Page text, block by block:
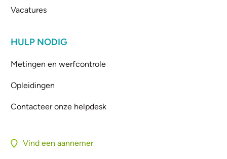
Vacatures
HULP NODIG
Metingen en werfcontrole
Opleidingen
Contacteer onze helpdesk
Vind een aannemer